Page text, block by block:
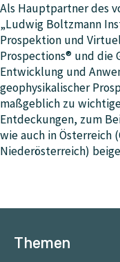
Als Hauptpartner des
„Ludwig Boltzmann
Prospektion und
Prospections® und die
Entwicklung und
geophysikalischer
maßgeblich zu
Entdeckungen, zum
wie auch in Österreich
Niederösterreich)
Themen